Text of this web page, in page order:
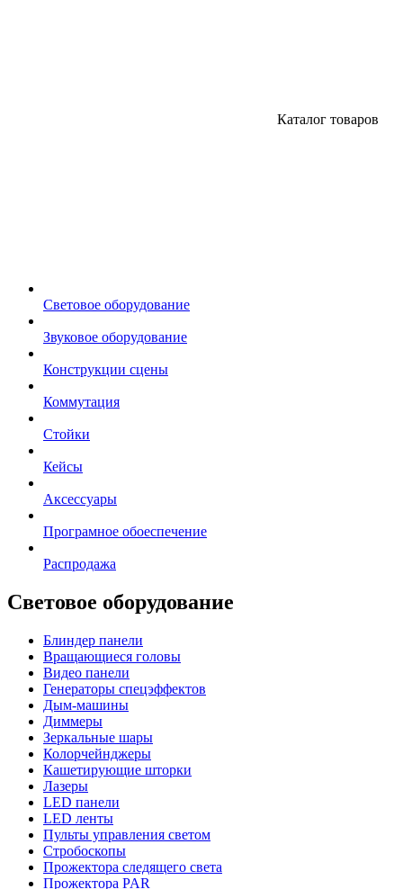
Каталог товаров
Световое оборудование
Звуковое оборудование
Конструкции сцены
Коммутация
Стойки
Кейсы
Аксессуары
Програмное обоеспечение
Распродажа
Световое оборудование
Блиндер панели
Вращающиеся головы
Видео панели
Генераторы спецэффектов
Дым-машины
Диммеры
Зеркальные шары
Колорчейнджеры
Кашетирующие шторки
Лазеры
LED панели
LED ленты
Пульты управления светом
Стробоскопы
Прожектора следящего света
Прожектора PAR